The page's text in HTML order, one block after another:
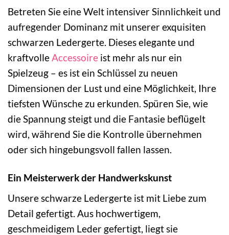
Betreten Sie eine Welt intensiver Sinnlichkeit und
aufregender Dominanz mit unserer exquisiten
schwarzen Ledergerte. Dieses elegante und
kraftvolleAccessoire ist mehr als nur ein
Spielzeug – es ist ein Schlüssel zu neuen
Dimensionen der Lust und eine Möglichkeit, Ihre
tiefsten Wünsche zu erkunden. Spüren Sie, wie
die Spannung steigt und die Fantasie beflügelt
wird, während Sie die Kontrolle übernehmen
oder sich hingebungsvoll fallen lassen.
Ein Meisterwerk der Handwerkskunst
Unsere schwarze Ledergerte ist mit Liebe zum
Detail gefertigt. Aus hochwertigem,
geschmeidigem Leder gefertigt, liegt sie